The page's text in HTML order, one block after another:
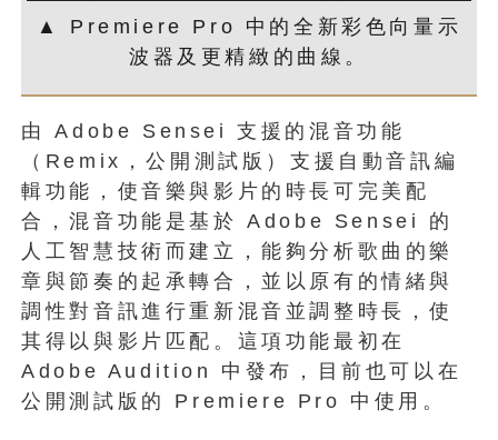
▲ Premiere Pro 中的全新彩色向量示
波器及更精緻的曲線。
由 Adobe Sensei 支援的混音功能
（Remix，公開測試版）支援自動音訊編
輯功能，使音樂與影片的時長可完美配
合，混音功能是基於 Adobe Sensei 的
人工智慧技術而建立，能夠分析歌曲的樂
章與節奏的起承轉合，並以原有的情緒與
調性對音訊進行重新混音並調整時長，使
其得以與影片匹配。這項功能最初在
Adobe Audition 中發布，目前也可以在
公開測試版的 Premiere Pro 中使用。